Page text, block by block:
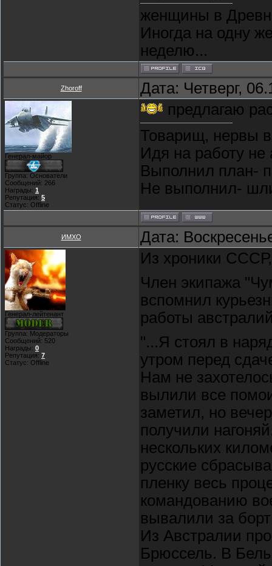
женщины в
Иногда на одну
неделю...
Zhoroff Дата: Четверг,
Генерал-майор
Группа: Основатели
Сообщений: 266
Награды: 1
Репутация: 5
Статус: Offline
предлагаю
Товарищ, нервы
Идя на работу не
Выполнил план-
Не выполнил-
ИМХО Дата:
Генерал-лейтенант
Группа: Модераторы
Сообщений: 520
Награды: 0
Репутация: 7
Статус: Offline
Из хроники СССР,
Член экипажа
вспомнил
работы
"...Я стоял в
утром перед
Нам не
вылили все
заметил, но
получили
нескольких
русские
пленку весь
командованию
вывалили за
Из Австралии
Брюссель. В